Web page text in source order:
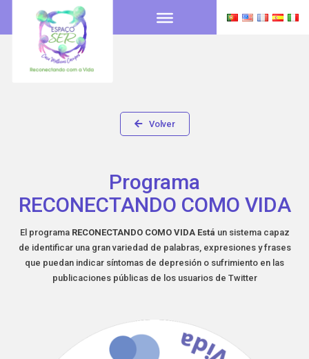
Volver
Programa
RECONECTANDO COMO VIDA
El programa RECONECTANDO COMO VIDA Está un sistema capaz
de identificar una gran variedad de palabras, expresiones y frases
que puedan indicar síntomas de depresión o sufrimiento en las
publicaciones públicas de los usuarios de Twitter